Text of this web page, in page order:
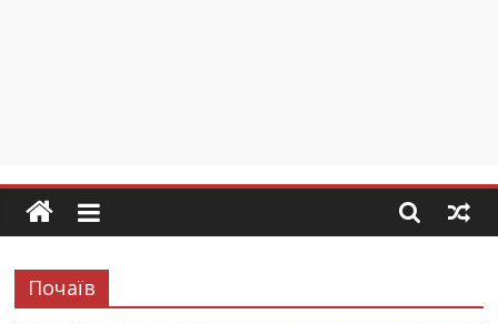
Почаїв